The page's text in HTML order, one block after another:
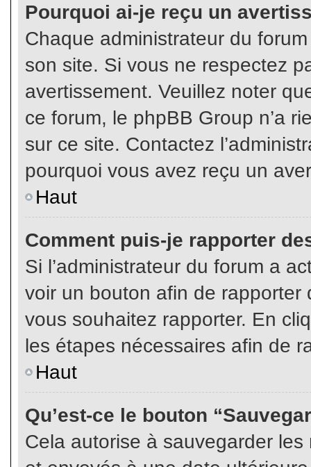
Pourquoi ai-je reçu un
Chaque administrateur du
son site. Si vous ne respectez
avertissement. Veuillez noter
ce forum, le phpBB Group n’a
sur ce site. Contactez
pourquoi vous avez reçu un
Haut
Comment puis-je rapporter
Si l’administrateur du forum a
voir un bouton afin de
vous souhaitez rapporter. En
les étapes nécessaires afin de
Haut
Qu’est-ce le bouton
Cela autorise à sauvegarder